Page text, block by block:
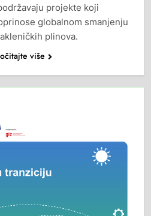
projekte koji
globalnom smanjenju
plinova.
više